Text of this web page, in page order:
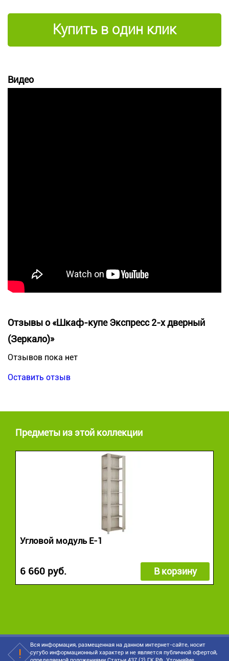
Купить в один клик
Видео
Отзывы о «Шкаф-купе Экспресс 2-х дверный
(Зеркало)»
Отзывов пока нет
Оставить отзыв
Предметы из этой коллекции
Угловой модуль Е-1
6 660 руб. В корзину
Вся информация, размещенная на данном интернет-сайте, носит
сугубо информационный характер и не является публичной офертой,